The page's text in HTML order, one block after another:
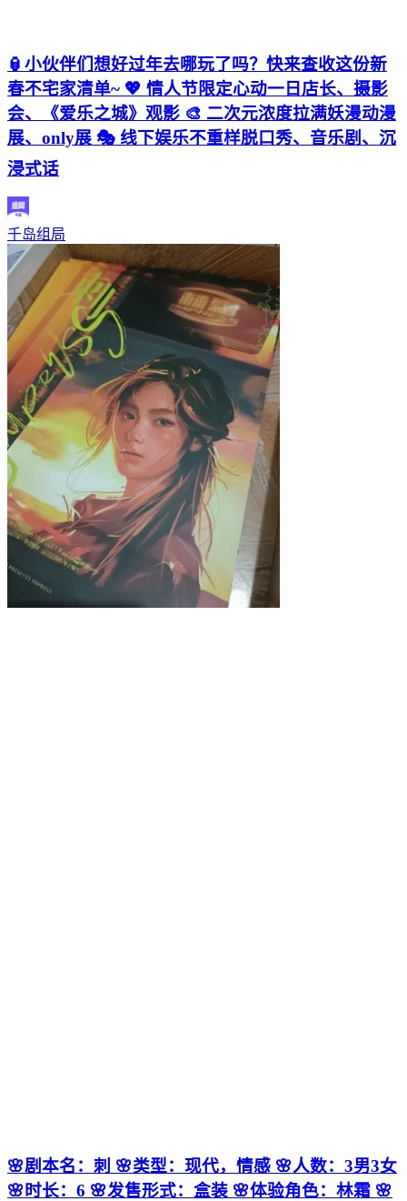
🏮小伙伴们想好过年去哪玩了吗？快来查收这份新
春不宅家清单~ 💖 情人节限定心动一日店长、摄影
会、《爱乐之城》观影 🎨 二次元浓度拉满妖漫动漫
展、only展 🎭 线下娱乐不重样脱口秀、音乐剧、沉
浸式话
千岛组局
🌸剧本名：刺 🌸类型：现代，情感 🌸人数：3男3女
🌸时长：6 🌸发售形式：盒装 🌸体验角色：林霜 🌸